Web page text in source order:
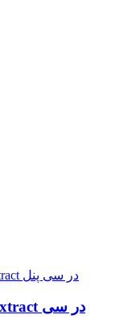
نحوه استخراج فایل های فشرده شده extract در سی پنل